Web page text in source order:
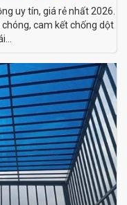
uy tín, giá rẻ nhất 2026.
cam kết chống dột